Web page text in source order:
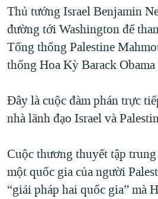
VĂN HOÁ
THỂ THAO
GIÁO DỤC
GROUND ZERO – XƯA VÀ NAY
CHI PHÍ CHIẾN TRANH
CÁC GIÁ TRỊ CỘNG HÒA Ở VIỆT
TRỊNH VĨNH BÌNH VS. CHÍNH
NGƯ DÂN VIỆT VÀ LÀN SÓNG
BÊN KIA QUỐC LỘ: TIẾNG VỌNG
QUAN HỆ VIỆT MỸ
Ngôn ngữ khác
Thủ tướng Israel Benjamin
đường tới Washington để
Tổng thống Palestine
thống Hoa Kỳ Barack
Đây là cuộc đàm phán trực
nhà lãnh đạo Israel và
Cuộc thương thuyết tập
một quốc gia của người
“giải pháp hai quốc gia” mà